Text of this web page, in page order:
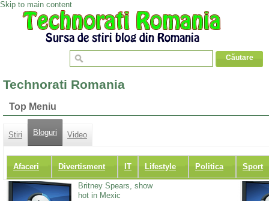
Skip to main content
Technorati Romania
Top Meniu
Stiri Bloguri Video
Afaceri Divertisment IT Lifestyle Politica Sport
Britney Spears, show
hot in Mexic